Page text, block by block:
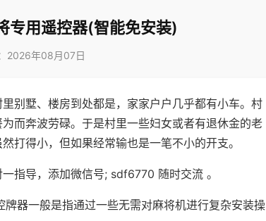
专用遥控器(智能免安装)
2026年08月07日
别墅、楼房到处都是，家家户户几乎都有小车。村
而奔波劳碌。于是村里一些妇女或者有退休金的老
打得小，但如果经常输也是一笔不小的开支。
指导，添加微信号; sdf6770 随时交流 。
器一般是指通过一些无需对麻将机进行复杂安装操